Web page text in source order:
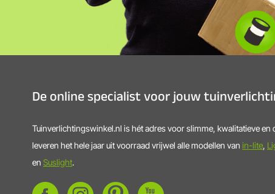
De online specialist voor jouw
Tuinverlichtingswinkel.nl is hét adres voor slimme, kwalitatieve en
leveren het hele jaar uit voorraad vrijwel alle modellen van in-lite,
en Suslight.